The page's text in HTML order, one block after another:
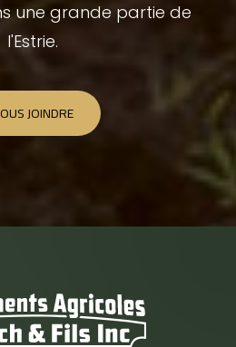
une grande partie de
l'Estrie.
JOINDRE